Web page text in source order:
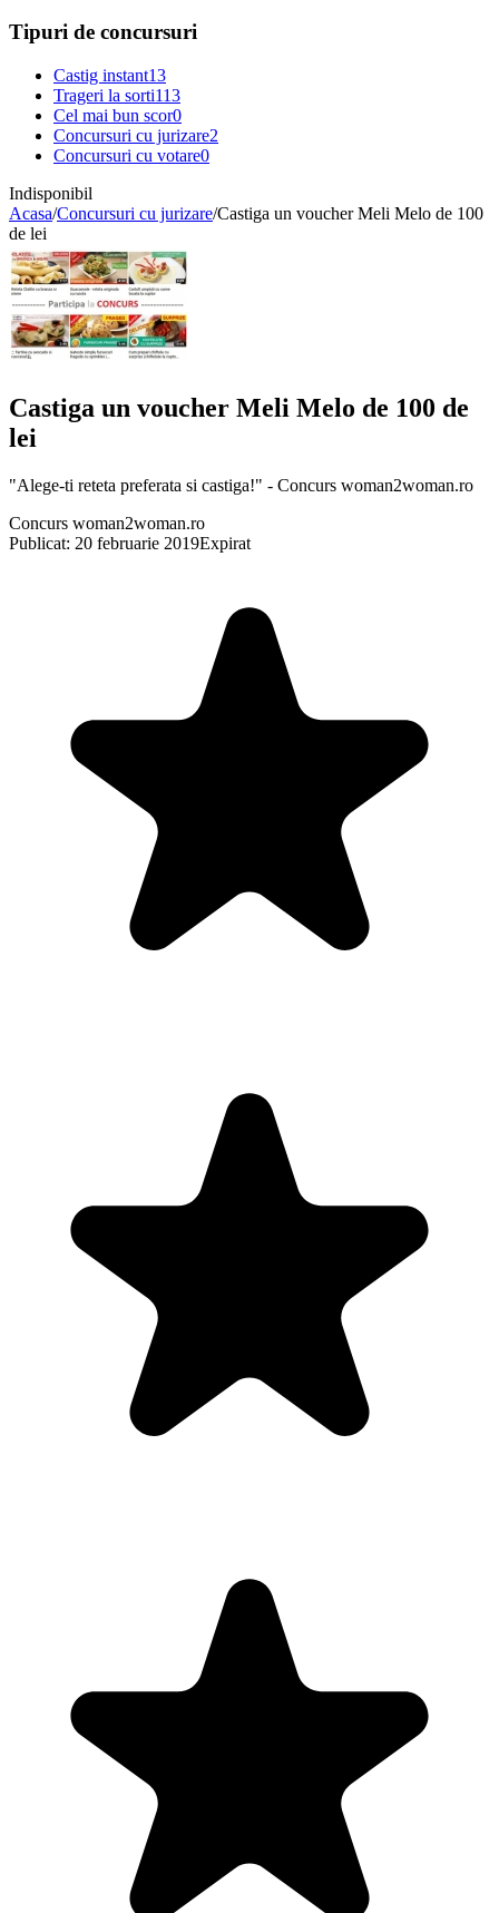
Tipuri de concursuri
Castig instant13
Trageri la sorti113
Cel mai bun scor0
Concursuri cu jurizare2
Concursuri cu votare0
Indisponibil
Acasa/Concursuri cu jurizare/Castiga un voucher Meli Melo de 100
de lei
Castiga un voucher Meli Melo de 100 de
lei
"Alege-ti reteta preferata si castiga!" - Concurs woman2woman.ro
Concurs woman2woman.ro
Publicat: 20 februarie 2019Expirat